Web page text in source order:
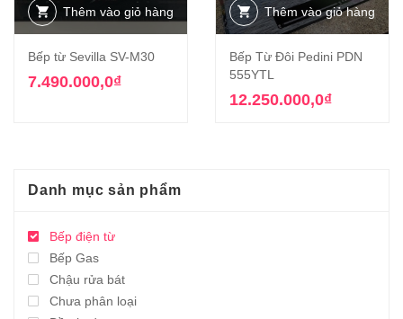
Thêm vào giỏ hàng
Bếp từ Sevilla SV-M30
7.490.000,0₫
Thêm vào giỏ hàng
Bếp Từ Đôi Pedini PDN
555YTL
12.250.000,0₫
Danh mục sản phẩm
Bếp điện từ
Bếp Gas
Chậu rửa bát
Chưa phân loại